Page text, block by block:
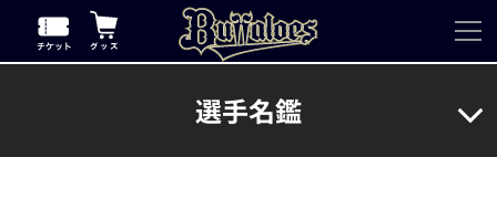
選手名鑑